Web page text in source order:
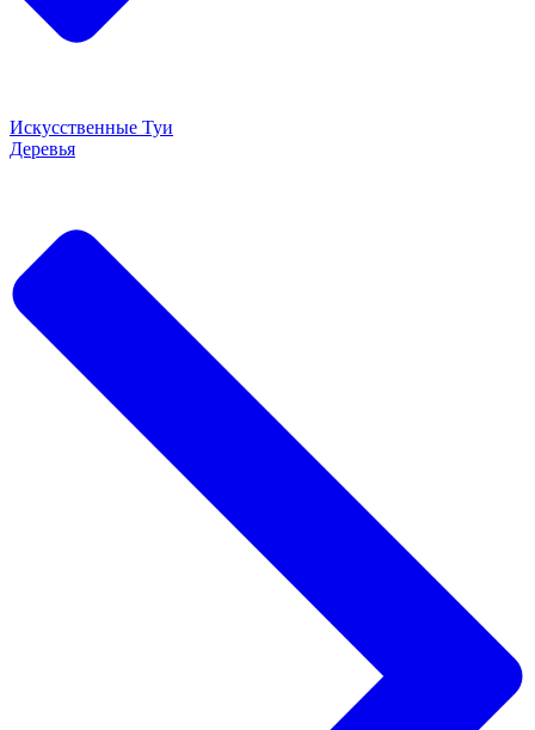
Искусственные Туи
Деревья